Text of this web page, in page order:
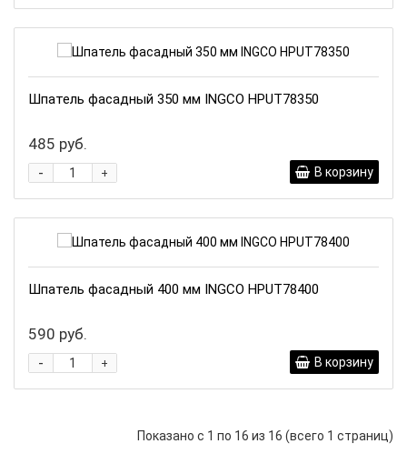
Шпатель фасадный 350 мм INGCO HPUT78350
485 руб.
+
- В корзину
Шпатель фасадный 400 мм INGCO HPUT78400
590 руб.
+
- В корзину
Показано с 1 по 16 из 16 (всего 1 страниц)